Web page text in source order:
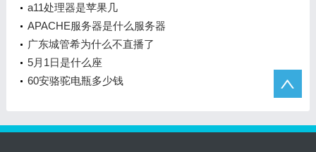
a11处理器是苹果几
APACHE服务器是什么服务器
广东城管希为什么不直播了
5月1日是什么座
60安骆驼电瓶多少钱